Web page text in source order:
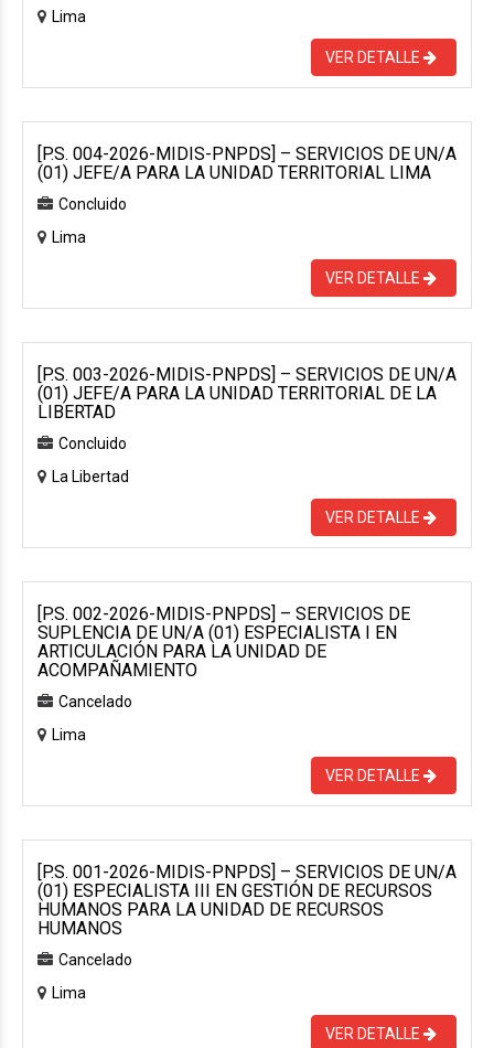
Lima
VER DETALLE
[P.S. 004-2026-MIDIS-PNPDS] – SERVICIOS DE UN/A
(01) JEFE/A PARA LA UNIDAD TERRITORIAL LIMA
Concluido
Lima
VER DETALLE
[P.S. 003-2026-MIDIS-PNPDS] – SERVICIOS DE UN/A
(01) JEFE/A PARA LA UNIDAD TERRITORIAL DE LA
LIBERTAD
Concluido
La Libertad
VER DETALLE
[P.S. 002-2026-MIDIS-PNPDS] – SERVICIOS DE
SUPLENCIA DE UN/A (01) ESPECIALISTA I EN
ARTICULACIÓN PARA LA UNIDAD DE
ACOMPAÑAMIENTO
Cancelado
Lima
VER DETALLE
[P.S. 001-2026-MIDIS-PNPDS] – SERVICIOS DE UN/A
(01) ESPECIALISTA III EN GESTIÓN DE RECURSOS
HUMANOS PARA LA UNIDAD DE RECURSOS
HUMANOS
Cancelado
Lima
VER DETALLE